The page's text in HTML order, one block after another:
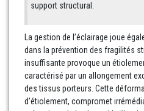
support structural.
La gestion de l’éclairage joue
dans la prévention des fragilités
insuffisante provoque un
caractérisé par un allongement
des tissus porteurs. Cette
d’étiolement, compromet